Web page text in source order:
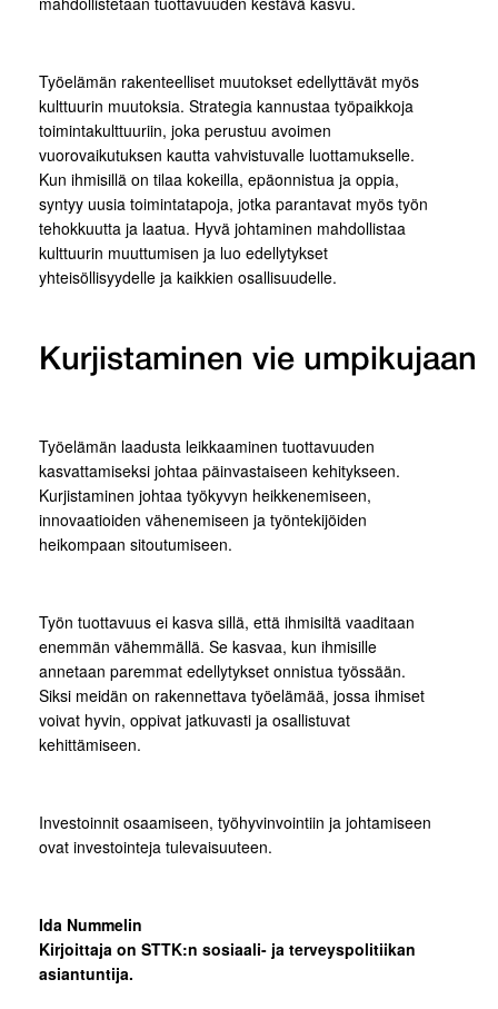
Työelämän rakenteelliset muutokset edellyttävät myös
kulttuurin muutoksia. Strategia kannustaa työpaikkoja
toimintakulttuuriin, joka perustuu avoimen
vuorovaikutuksen kautta vahvistuvalle luottamukselle.
Kun ihmisillä on tilaa kokeilla, epäonnistua ja oppia,
syntyy uusia toimintatapoja, jotka parantavat myös työn
tehokkuutta ja laatua. Hyvä johtaminen mahdollistaa
kulttuurin muuttumisen ja luo edellytykset
yhteisöllisyydelle ja kaikkien osallisuudelle.
Kurjistaminen vie umpikujaan
Työelämän laadusta leikkaaminen tuottavuuden
kasvattamiseksi johtaa päinvastaiseen kehitykseen.
Kurjistaminen johtaa työkyvyn heikkenemiseen,
innovaatioiden vähenemiseen ja työntekijöiden
heikompaan sitoutumiseen.
Työn tuottavuus ei kasva sillä, että ihmisiltä vaaditaan
enemmän vähemmällä. Se kasvaa, kun ihmisille
annetaan paremmat edellytykset onnistua työssään.
Siksi meidän on rakennettava työelämää, jossa ihmiset
voivat hyvin, oppivat jatkuvasti ja osallistuvat
kehittämiseen.
Investoinnit osaamiseen, työhyvinvointiin ja johtamiseen
ovat investointeja tulevaisuuteen.
Ida Nummelin
Kirjoittaja on STTK:n sosiaali- ja terveyspolitiikan
asiantuntija.